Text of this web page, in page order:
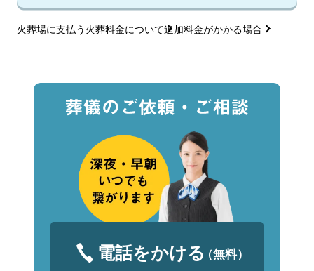
火葬場に支払う火葬料金について追加料金がかかる場合
電話をかける（無料）